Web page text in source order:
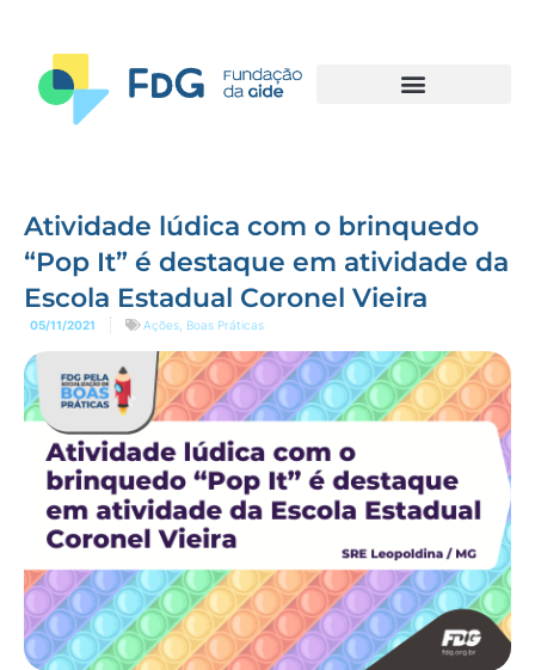
Atividade lúdica com o brinquedo
“Pop It” é destaque em atividade da
Escola Estadual Coronel Vieira
05/11/2021 Ações Boas Práticas